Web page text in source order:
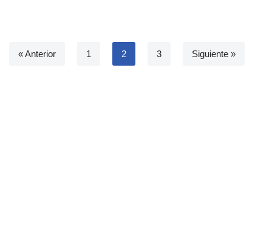
« Anterior 1 2 3 Siguiente »